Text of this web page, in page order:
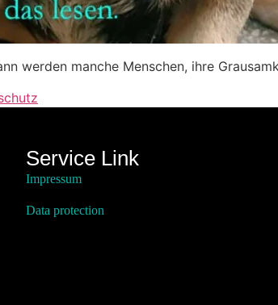
werden manche Menschen, ihre
Service Link
Impressum
Data protection